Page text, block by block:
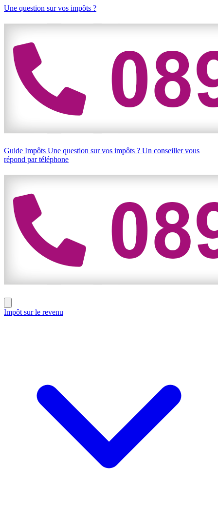
Une question sur vos impôts ?
Guide Impôts Une question sur vos impôts ? Un conseiller vous
répond par téléphone
Impôt sur le revenu